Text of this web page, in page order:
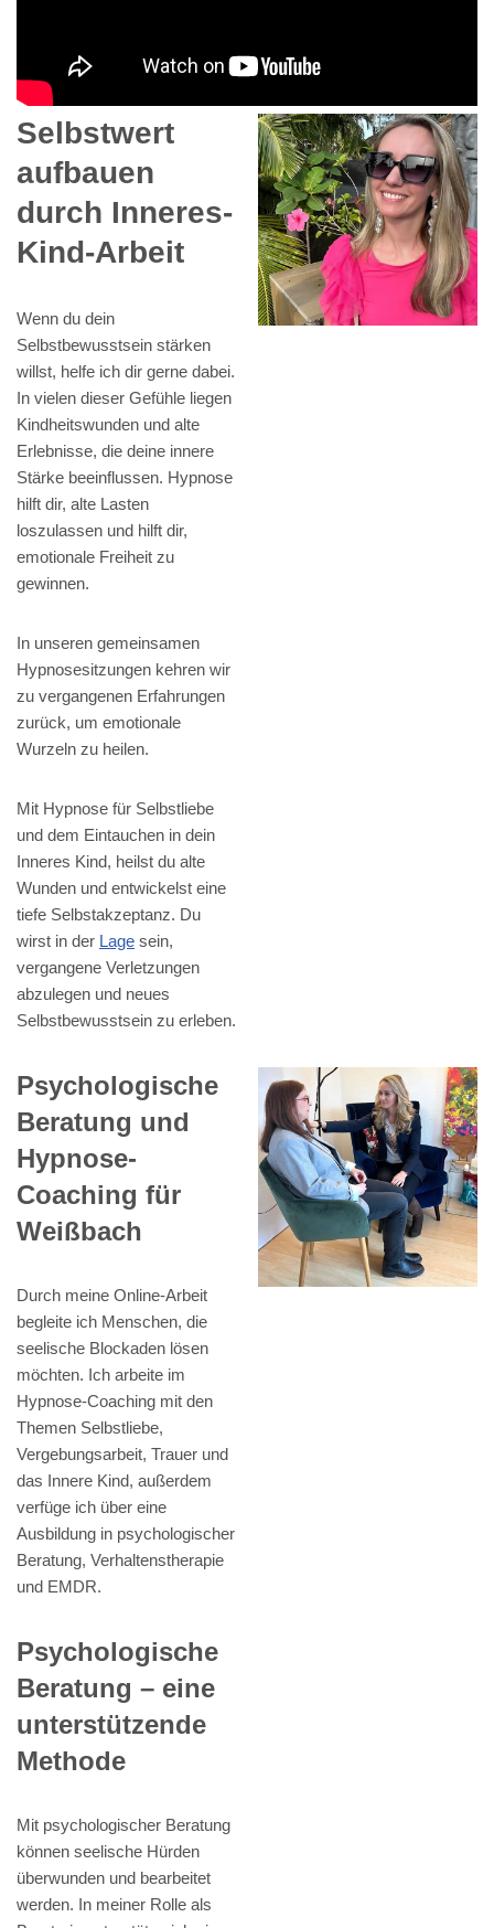
Selbstwert
aufbauen
durch Inneres-
Kind-Arbeit
Wenn du dein
Selbstbewusstsein stärken
willst, helfe ich dir gerne dabei.
In vielen dieser Gefühle liegen
Kindheitswunden und alte
Erlebnisse, die deine innere
Stärke beeinflussen. Hypnose
hilft dir, alte Lasten
loszulassen und hilft dir,
emotionale Freiheit zu
gewinnen.
In unseren gemeinsamen
Hypnosesitzungen kehren wir
zu vergangenen Erfahrungen
zurück, um emotionale
Wurzeln zu heilen.
Mit Hypnose für Selbstliebe
und dem Eintauchen in dein
Inneres Kind, heilst du alte
Wunden und entwickelst eine
tiefe Selbstakzeptanz. Du
wirst in der Lage sein,
vergangene Verletzungen
abzulegen und neues
Selbstbewusstsein zu erleben.
Psychologische
Beratung und
Hypnose-
Coaching für
Weißbach
Durch meine Online-Arbeit
begleite ich Menschen, die
seelische Blockaden lösen
möchten. Ich arbeite im
Hypnose-Coaching mit den
Themen Selbstliebe,
Vergebungsarbeit, Trauer und
das Innere Kind, außerdem
verfüge ich über eine
Ausbildung in psychologischer
Beratung, Verhaltenstherapie
und EMDR.
Psychologische
Beratung – eine
unterstützende
Methode
Mit psychologischer Beratung
können seelische Hürden
überwunden und bearbeitet
werden. In meiner Rolle als